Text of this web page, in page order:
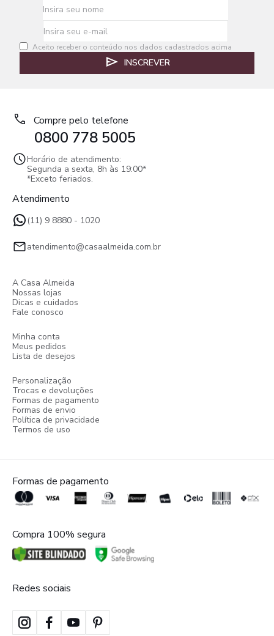
Aceito receber o conteúdo nos dados cadastrados acima
INSCREVER
Compre pelo telefone
0800 778 5005
Horário de atendimento:
Segunda a sexta, 8h às 19:00*
*Exceto feriados.
Atendimento
(11) 9 8880 - 1020
atendimento@casaalmeida.com.br
A Casa Almeida
Nossas lojas
Dicas e cuidados
Fale conosco
Minha conta
Meus pedidos
Lista de desejos
Personalização
Trocas e devoluções
Formas de pagamento
Formas de envio
Política de privacidade
Termos de uso
Formas de pagamento
Compra 100% segura
Redes sociais